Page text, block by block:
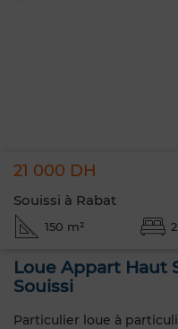
21 000 DH
Souissi à Rabat
150 m²
Loue Appart Haut
Souissi
Particulier loue à